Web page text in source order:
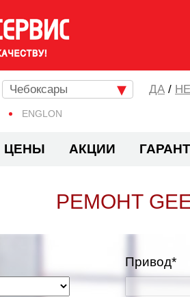
ENGLON
Чебоксары /
ЦЕНЫ АКЦИИ
РЕМОНТ
Привод*